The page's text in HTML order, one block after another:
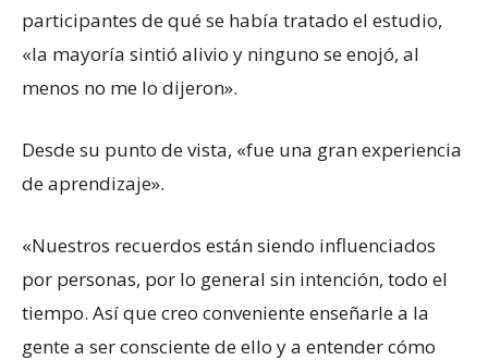
participantes de qué se había tratado el estudio,
«la mayoría sintió alivio y ninguno se enojó, al
menos no me lo dijeron».
Desde su punto de vista, «fue una gran experiencia
de aprendizaje».
«Nuestros recuerdos están siendo influenciados
por personas, por lo general sin intención, todo el
tiempo. Así que creo conveniente enseñarle a la
gente a ser consciente de ello y a entender cómo